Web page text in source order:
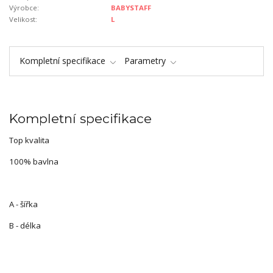
Výrobce:
BABYSTAFF
Velikost:
L
Kompletní specifikace Parametry
Kompletní specifikace
Top kvalita
100% bavlna
A - šířka
B - délka